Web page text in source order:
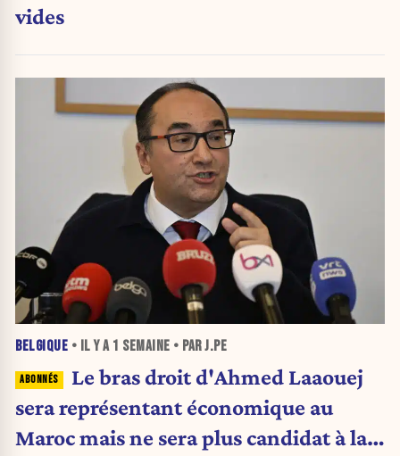
vides
BELGIQUE • IL Y A 1 SEMAINE • PAR J.PE
Le bras droit d'Ahmed Laaouej
sera représentant économique au
Maroc mais ne sera plus candidat à la